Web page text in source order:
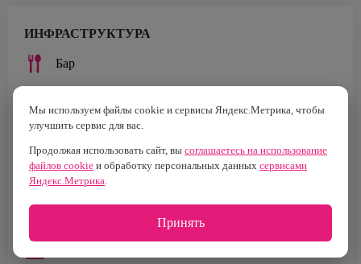
ИНФРАСТРУКТУРА
Бар
Столовая
Мы используем файлы cookie и сервисы Яндекс.Метрика, чтобы
улучшить сервис для вас.
Продолжая использовать сайт, вы соглашаетесь на использование
файлов cookie и обработку персональных данных сервисами
Яндекс.Метрика
Принять